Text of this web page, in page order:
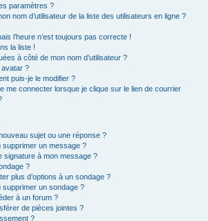
paramètres ?
nom d’utilisateur de la liste des utilisateurs en ligne ?
l’heure n’est toujours pas correcte !
la liste !
à côté de mon nom d’utilisateur ?
avatar ?
puis-je le modifier ?
me connecter lorsque je clique sur le lien de courrier
sujet ou une réponse ?
supprimer un message ?
signature à mon message ?
?
plus d’options à un sondage ?
supprimer un sondage ?
à un forum ?
de pièces jointes ?
?